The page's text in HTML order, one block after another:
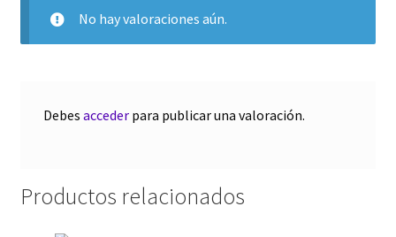
No hay valoraciones aún.
Debes accederpara publicar una valoración.
Productos relacionados